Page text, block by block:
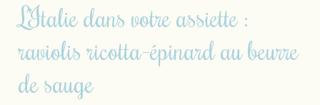
L’Italie dans votre assiette :
raviolis ricotta-épinard au beurre
de sauge